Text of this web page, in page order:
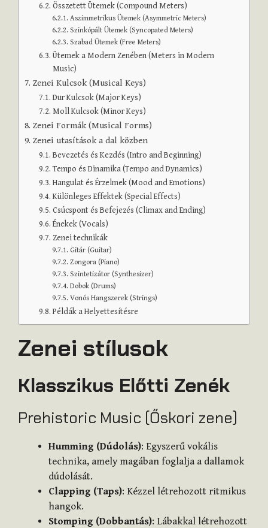
Összetett Ütemek (Compound Meters)
Aszimmetrikus Ütemek (Asymmetric Meters)
Szinkópált Ütemek (Syncopated Meters)
Szabad Ütemek (Free Meters)
Ütemek a Modern Zenében (Meters in Modern
Music)
Zenei Kulcsok (Musical Keys)
Dur Kulcsok (Major Keys)
Moll Kulcsok (Minor Keys)
Zenei Formák (Musical Forms)
Zenei utasítások a dal közben
Bevezetés és Kezdés (Intro and Beginning)
Tempo és Dinamika (Tempo and Dynamics)
Hangulat és Érzelmek (Mood and Emotions)
Különleges Effektek (Special Effects)
Csúcspont és Befejezés (Climax and Ending)
Énekek (Vocals)
Zenei technikák
Gitár (Guitar)
Zongora (Piano)
Szintetizátor (Synthesizer)
Dobok (Drums)
Vonós Hangszerek (Strings)
Példák a Helyettesítésre
Zenei stílusok
Klasszikus Előtti Zenék
Prehistoric Music (Őskori zene)
Humming (Dúdolás): Egyszerű vokális
technika, amely magában foglalja a dallamok
dúdolását.
Clapping (Taps): Kézzel létrehozott ritmikus
hangok.
Stomping (Dobbantás): Lábakkal létrehozott